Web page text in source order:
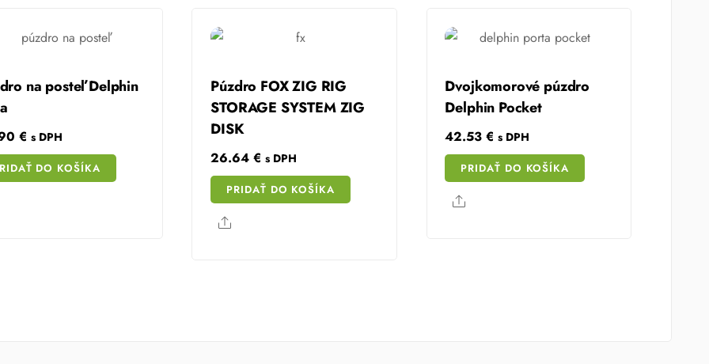
na posteľ Delphin
€ s DPH
DO KOŠÍKA
Púzdro FOX ZIG RIG
STORAGE SYSTEM ZIG
DISK
26.64€ s DPH
PRIDAŤ DO KOŠÍKA
Share
Dvojkomorové púzdro
Delphin Pocket
42.53€ s DPH
PRIDAŤ DO KOŠÍKA
Share